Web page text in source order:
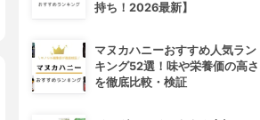
持ち！2026最新】
マヌカハニーおすすめ人気ラン
キング52選！味や栄養価の高さ
を徹底比較・検証